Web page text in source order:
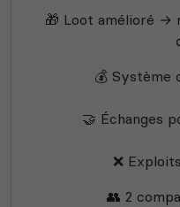
🎁 Loot amélioré →
💰 Système
🤝 Échanges
❌
👥 2